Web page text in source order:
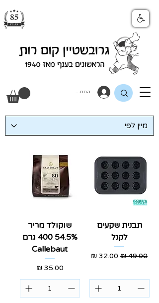
התחבר
תבנית שקעים
לקנל
מחיר רגיל מחיר מבצע
שוקולד מריר
54.5% 400 גרם
Callebaut
מחיר